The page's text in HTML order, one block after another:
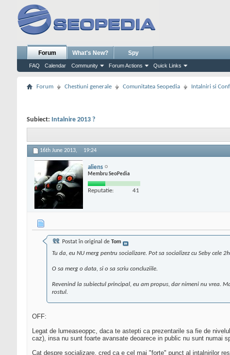
Forum
FAQ Calendar Community Forum Actions Quick Links
What's New? Spy
Forum Chestiuni generale Comunitatea Seopedia Intalniri si
Subiect: Intalnire 2013 ?
16th June 2013, 19:24
aliens
Membru SeoPedia
Reputatie: 41
Postat în original de Tom
Tu da, eu NU merg pentru socializare. Pot sa socializez cu Seby cele 2h
O sa merg o data, si o sa scriu concluziile.
Revenind la subiectul principal, eu am propus, dar nimeni nu vrea.
rostul.
OFF:
Legat de lumeaseoppc, daca te astepti ca prezentarile sa fie de
caz), insa nu sunt foarte avansate deoarece in public nu sunt numai
Cat despre socializare, cred ca e cel mai "forte" punct al intalnirilor